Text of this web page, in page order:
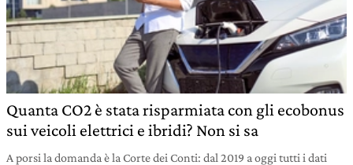
Quanta CO2 è stata risparmiata con gli ecobonus
sui veicoli elettrici e ibridi? Non si sa
A porsi la domanda è la Corte dei Conti: dal 2019 a oggi tutti i dati